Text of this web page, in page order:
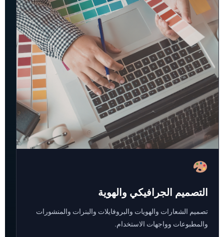
التصميم الجرافيكي والهوية
تصميم الشعارات والهويات والبروفايلات والبنرات والمنشورات
والمطبوعات وواجهات الاستخدام.